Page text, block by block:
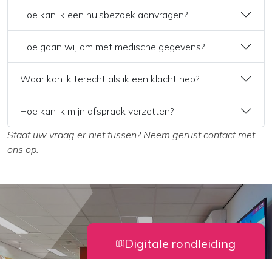
Hoe kan ik een huisbezoek aanvragen?
Hoe gaan wij om met medische gegevens?
Waar kan ik terecht als ik een klacht heb?
Hoe kan ik mijn afspraak verzetten?
Staat uw vraag er niet tussen? Neem gerustcontactmet
ons op.
Digitale rondleiding